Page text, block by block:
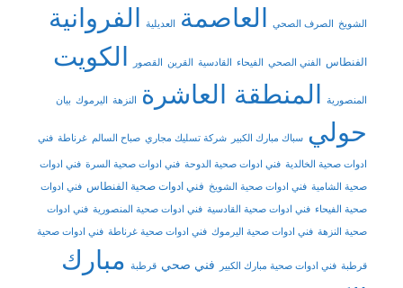
الشويخ الصرف الصحي العاصمة العديلية الفروانية
الفنطاس الفني الصحي الفيحاء القادسية القرين القصور الكويت
المنصورية المنطقة العاشرة النزهة اليرموك بيان
حولي سباك مبارك الكبير شركة تسليك مجاري صباح السالم غرناطة فني
ادوات صحية الخالدية فني ادوات صحية الدوحة فني ادوات صحية السرة فني ادوات
صحية الشامية فني ادوات صحية الشويخ فني ادوات صحية الفنطاس فني ادوات
صحية الفيحاء فني ادوات صحية القادسية فني ادوات صحية المنصورية فني ادوات
صحية النزهة فني ادوات صحية اليرموك فني ادوات صحية غرناطة فني ادوات صحية
قرطبة فني ادوات صحية مبارك الكبير فني صحي قرطبة مبارك